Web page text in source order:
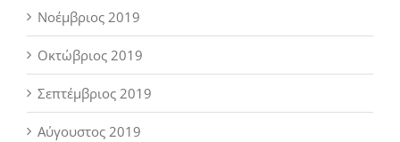
Νοέμβριος 2019
Οκτώβριος 2019
Σεπτέμβριος 2019
Αύγουστος 2019